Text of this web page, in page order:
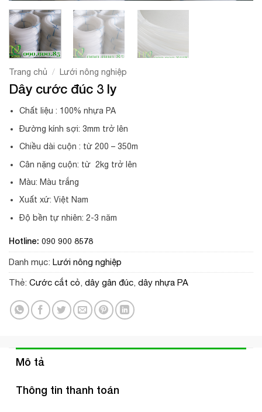
Trang chủ / Lưới nông nghiệp
Dây cước đúc 3 ly
Chất liệu : 100% nhựa PA
Đường kính sợi: 3mm trở lên
Chiều dài cuộn : từ 200 – 350m
Cân nặng cuộn: từ 2kg trở lên
Màu: Màu trắng
Xuất xứ: Việt Nam
Độ bền tự nhiên: 2-3 năm
Hotline: 090 900 8578
Danh mục: Lưới nông nghiệp
Thẻ: Cước cắt cỏ, dây gân đúc, dây nhựa PA
Mô tả
Thông tin thanh toán